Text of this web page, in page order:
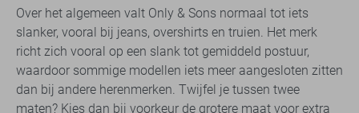
Over het algemeen valt Only & Sons normaal tot iets
slanker, vooral bij jeans, overshirts en truien. Het merk
richt zich vooral op een slank tot gemiddeld postuur,
waardoor sommige modellen iets meer aangesloten zitten
dan bij andere herenmerken. Twijfel je tussen twee
maten? Kies dan bij voorkeur de grotere maat voor extra